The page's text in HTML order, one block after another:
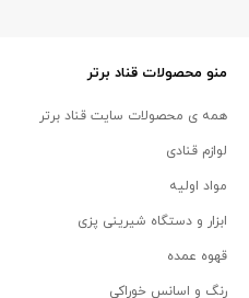
منو محصولات قناد برتر
همه ی محصولات سایت قناد برتر
لوازم قنادی
مواد اولیه
ابزار و دستگاه شیرینی پزی
قهوه عمده
رنگ و اسانس خوراکی